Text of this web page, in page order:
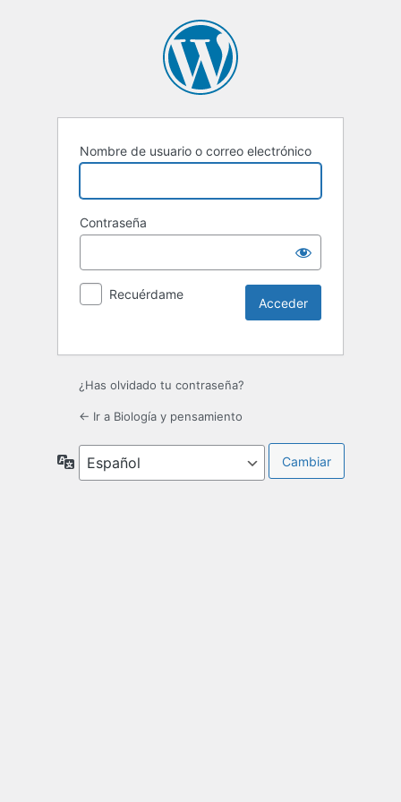
Nombre de usuario o correo electrónico
Contraseña
Recuérdame
¿Has olvidado tu contraseña?
← Ir a Biología y pensamiento
Idioma